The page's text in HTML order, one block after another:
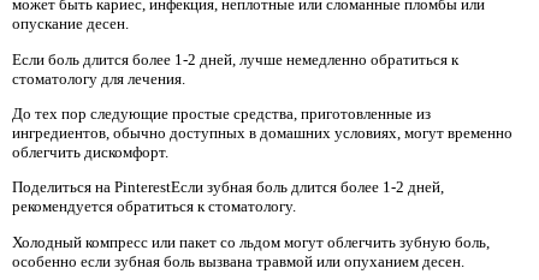
может быть кариес, инфекция, неплотные или сломанные пломбы или
опускание десен.
Если боль длится более 1-2 дней, лучше немедленно обратиться к
стоматологу для лечения.
До тех пор следующие простые средства, приготовленные из
ингредиентов, обычно доступных в домашних условиях, могут временно
облегчить дискомфорт.
Поделиться на PinterestЕсли зубная боль длится более 1-2 дней,
рекомендуется обратиться к стоматологу.
Холодный компресс или пакет со льдом могут облегчить зубную боль,
особенно если зубная боль вызвана травмой или опуханием десен.